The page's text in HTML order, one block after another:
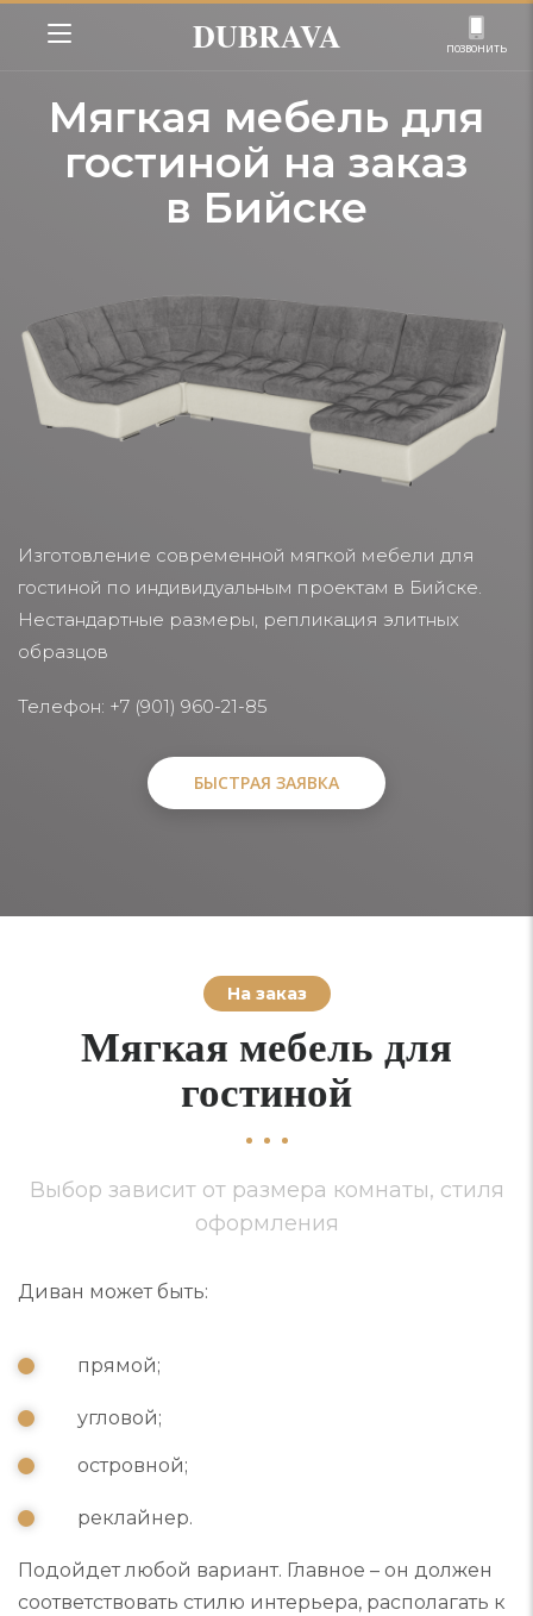
DUBRAVA позвонить
Мягкая мебель для
гостиной на заказ
в Бийске
Изготовление современной мягкой мебели для
гостиной по индивидуальным проектам в Бийске.
Нестандартные размеры, репликация элитных
образцов
Телефон: +7 (901) 960-21-85
БЫСТРАЯ ЗАЯВКА
БЫСТРАЯ ЗАЯВКА
На заказ
Мягкая мебель для
гостиной
Выбор зависит от размера комнаты, стиля
оформления
Диван может быть:
прямой;
угловой;
островной;
реклайнер.
Подойдет любой вариант. Главное – он должен
соответствовать стилю интерьера, располагать к